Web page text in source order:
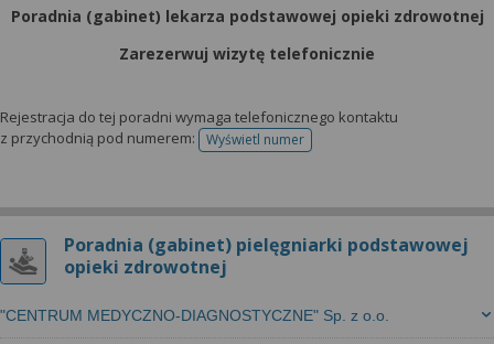
Poradnia (gabinet) lekarza podstawowej opieki zdrowotnej
Zarezerwuj wizytę telefonicznie
Rejestracja do tej poradni wymaga telefonicznego kontaktu
z przychodnią pod numerem:
Wyświetl numertelefonu do rejestracji
Poradnia (gabinet) pielęgniarki podstawowej
opieki zdrowotnej
"CENTRUM MEDYCZNO-DIAGNOSTYCZNE" Sp. z o.o.